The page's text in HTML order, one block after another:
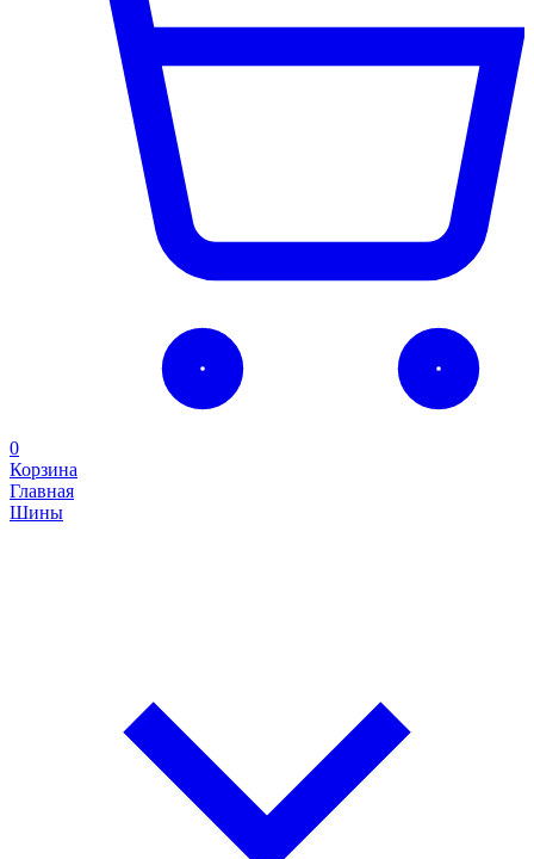
0
Корзина
Главная
Шины